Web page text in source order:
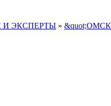
И ЭКСПЕРТЫ »